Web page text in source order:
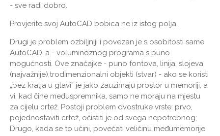
- sve radi dobro.
Provjerite svoj AutoCAD bobica ne iz istog polja.
Drugi je problem ozbiljniji i povezan je s osobitosti same
AutoCAD-a - voluminoznog programa s puno
mogućnosti. Ove značajke - puno fontova, linija, slojeva
(najvažnije),trodimenzionalni objekti (stvar) - ako se koristi
„bez kralja u glavi” je jako zauzimaju prostor u memoriji, a
vi, kad čine međuspremnika, samo ne moraju na mjestu
za cijelu crtež. Postoji problem dvostruke vrste: prvo,
pojednostaviti crtež, očistiti je od svega nepotrebnog;
Drugo, kada se to učini, povećati veličinu međumemorije,